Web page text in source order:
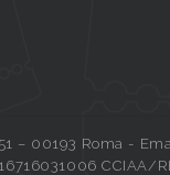
– 00193 Roma -
CCIAA/